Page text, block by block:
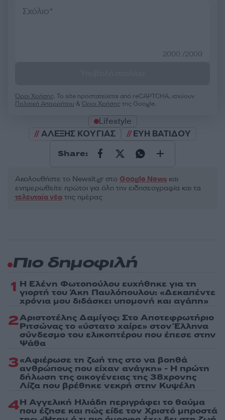
2000 /2000
Όροι Χρήσης. Το site προστατεύεται από reCAPTCHA, ισχύουν
Πολιτική Απορρήτου &Όροι Χρήσης της Google.
Lifestyle
ΑΛΕΞΗΣ ΚΟΥΓΙΑΣ
ΕΥΗ ΒΑΤΙΔΟΥ
Share:
Ακολουθήστε το Νewsit.gr στο Google News και
ενημερωθείτε πρώτοι για όλη την ειδησεογραφία και τα
τελευταία νέα της ημέρας
Πιο δημοφιλή
1 Η Ελένη Φωτοπούλου ευχήθηκε για τη
γιορτή του Άκη Παυλόπουλου: «Δεκαπέντε
χρόνια μου διδάσκει υπομονή και αγάπη»
2Αριστοτέλης Δαμίγος: Στο Αποτεφρωτήριο
Ριτσώνας το «ύστατο χαίρε» στον Έλληνα
σύνδεσμο του ελικοπτέρου που έπεσε στην
Ψάθα
3«Αφιέρωσε τη ζωή της στο να βοηθά
ανθρώπους που είχαν ανάγκη» - Η πρώτη
δήλωση της οικογένειας της 38χρονης
Λίζα που βρέθηκε νεκρή στην Κυψέλη
4Η Αγγελική Ηλιάδη περιγράφει το θαύμα
που έζησε και πώς είδε τον Χριστό μπροστά